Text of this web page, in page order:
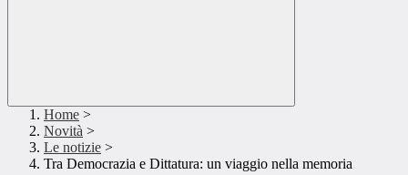
Home >
Novità >
Le notizie >
Tra Democrazia e Dittatura: un viaggio nella memoria